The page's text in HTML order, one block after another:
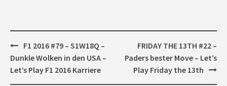
Post
navigation
F1 2016 #79 – S1W18Q –
Dunkle Wolken in den USA –
Let’s Play F1 2016 Karriere
FRIDAY THE 13TH #22 –
Paders bester Move – Let’s
Play Friday the 13th